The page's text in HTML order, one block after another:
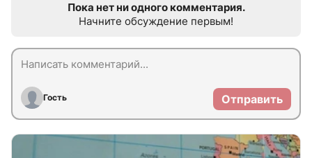
Пока нет ни одного комментария.
Начните обсуждение первым!
Гость Отправить